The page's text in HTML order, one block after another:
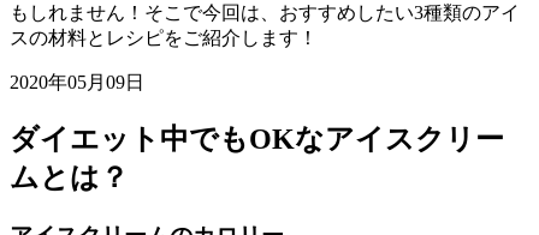
もしれません！そこで今回は、おすすめしたい3種類のアイ
スの材料とレシピをご紹介します！
2020年05月09日
ダイエット中でもOKなアイスクリー
ムとは？